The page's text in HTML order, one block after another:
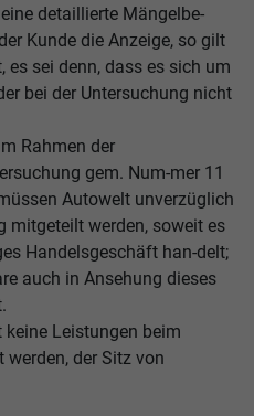
detaillierte Mängelbe-
Kunde die Anzeige, so gilt
es sei denn, dass es sich um
bei der Untersuchung nicht
Rahmen der
gem. Num-mer 11
Autowelt unverzüglich
mitgeteilt werden, soweit es
Handelsgeschäft han-delt;
auch in Ansehung dieses
Leistungen beim
werden, der Sitz von